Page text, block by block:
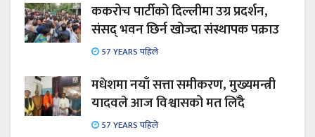
ककरोच पार्टीको दिल्लीमा उग्र प्रदर्शन,
संसद् भवन छिर्न खोज्दा संस्थापक पक्राउ
57 YEARS पहिले
मधेशमा नयाँ सत्ता समीकरण, मुख्यमन्त्री
यादवले आज विश्वासको मत लिँदै
57 YEARS पहिले